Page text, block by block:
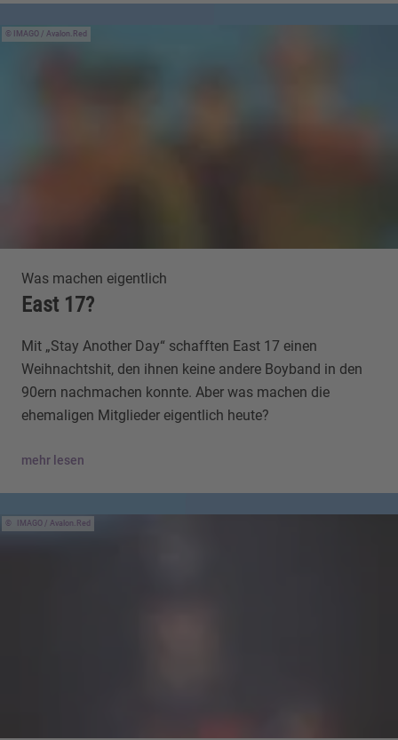
IMAGO / Avalon.Red
Was machen eigentlich
East 17?
Mit „Stay Another Day“ schafften East 17 einen
Weihnachtshit, den ihnen keine andere Boyband in den
90ern nachmachen konnte. Aber was machen die
ehemaligen Mitglieder eigentlich heute?
mehr lesen
IMAGO / Avalon.Red